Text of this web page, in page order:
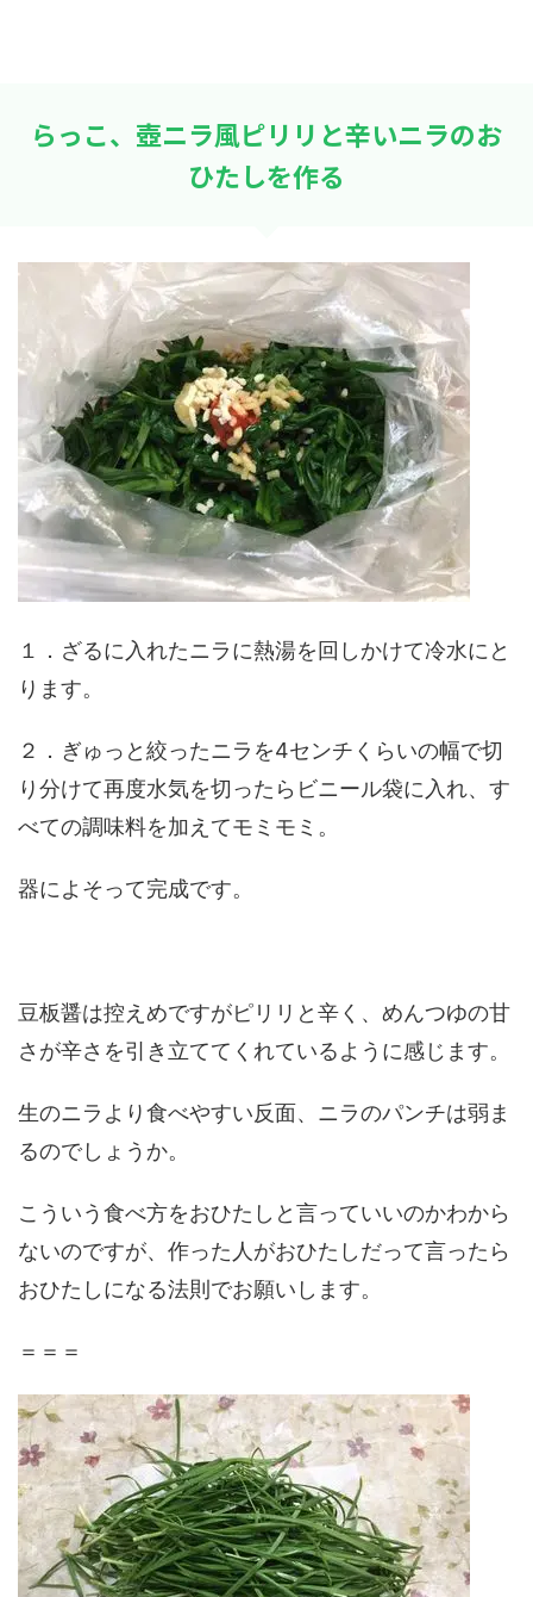
らっこ、壺ニラ風ピリリと辛いニラのお
ひたしを作る
１．ざるに入れたニラに熱湯を回しかけて冷水にと
ります。
２．ぎゅっと絞ったニラを4センチくらいの幅で切
り分けて再度水気を切ったらビニール袋に入れ、す
べての調味料を加えてモミモミ。
器によそって完成です。
豆板醤は控えめですがピリリと辛く、めんつゆの甘
さが辛さを引き立ててくれているように感じます。
生のニラより食べやすい反面、ニラのパンチは弱ま
るのでしょうか。
こういう食べ方をおひたしと言っていいのかわから
ないのですが、作った人がおひたしだって言ったら
おひたしになる法則でお願いします。
＝＝＝